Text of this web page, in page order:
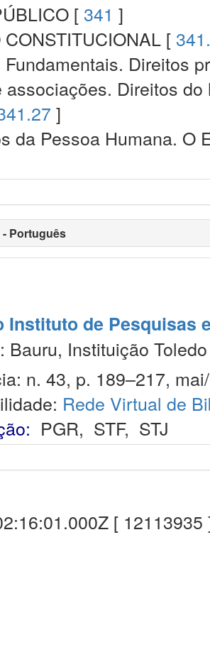
[ 341 ]
CONSTITUCIONAL [
Fundamentais. Direitos
associações. Direitos
]
da Pessoa Humana.
Português
Instituto de Pesquisas
Bauru, Instituição
n. 43, p. 189–217,
Rede Virtual de
PGR, STF, STJ
[ 12113935